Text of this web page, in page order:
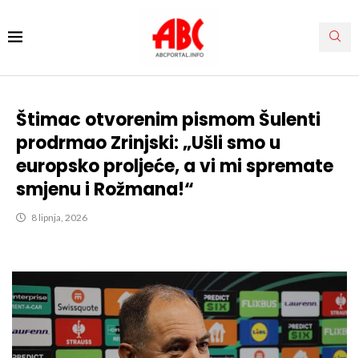
Štimac otvorenim pismom Šulenti
prodrmao Zrinjski: „Ušli smo u
europsko proljeće, a vi mi spremate
smjenu i Rožmana!“
8 lipnja, 2026